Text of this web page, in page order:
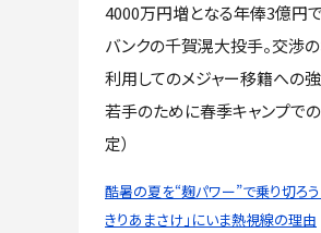
4000万円増となる年俸3億円
バンクの千賀滉大投手。交渉
利用してのメジャー移籍への
若手のために春季キャンプで
定）
酷暑の夏を“麹パワー”で乗り切ろ
きりあまさけ」にいま熱視線の理由